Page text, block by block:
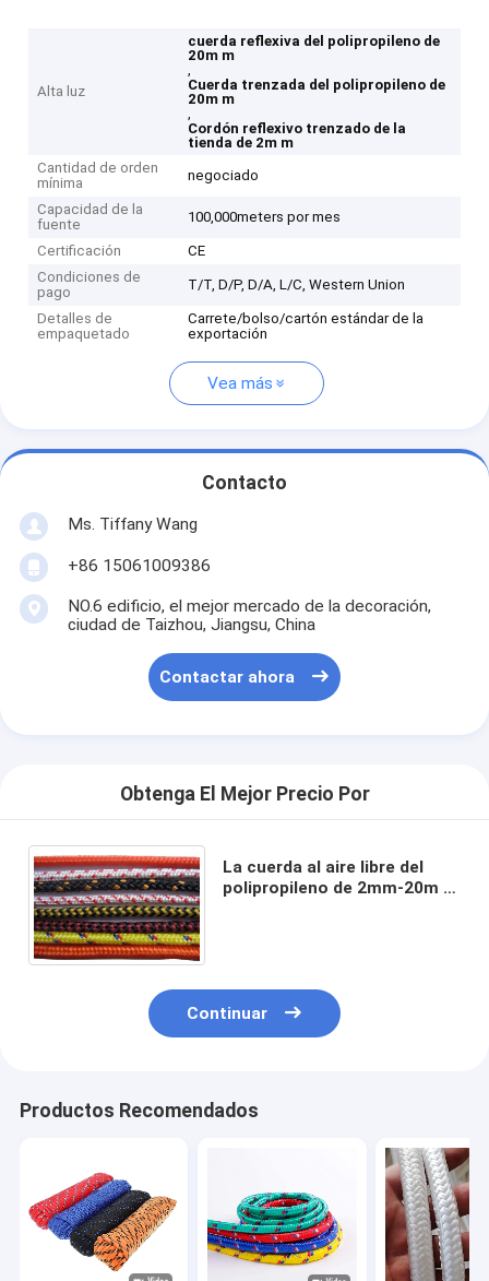
Alta luz
cuerda reflexiva del polipropileno de
20m m
,
Cuerda trenzada del polipropileno de
20m m
,
Cordón reflexivo trenzado de la
tienda de 2m m
Cantidad de orden
mínima
negociado
Capacidad de la
fuente
100,000meters por mes
Certificación
CE
Condiciones de
pago
T/T, D/P, D/A, L/C, Western Union
Detalles de
empaquetado
Carrete/bolso/cartón estándar de la
exportación
Vea más
Contacto
Ms. Tiffany Wang
+86 15061009386
NO.6 edificio, el mejor mercado de la decoración,
ciudad de Taizhou, Jiangsu, China
Contactar ahora
Obtenga El Mejor Precio Por
La cuerda al aire libre del
polipropileno de 2mm-20m m
Continuar
Productos Recomendados